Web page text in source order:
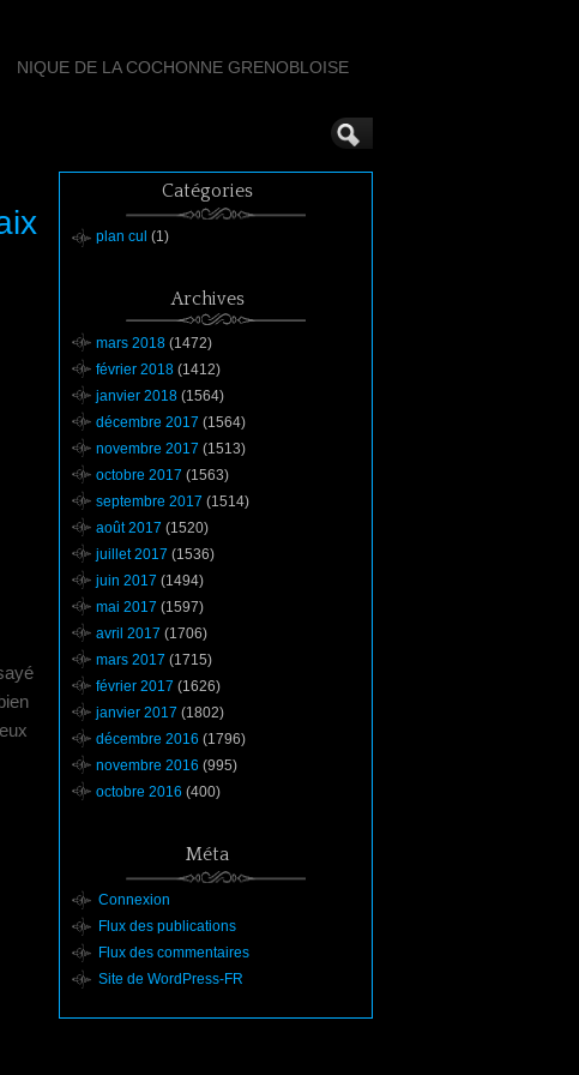
NIQUE DE LA COCHONNE GRENOBLOISE
Catégories
plan cul (1)
Archives
mars 2018 (1472)
février 2018 (1412)
janvier 2018 (1564)
décembre 2017 (1564)
novembre 2017 (1513)
octobre 2017 (1563)
septembre 2017 (1514)
août 2017 (1520)
juillet 2017 (1536)
juin 2017 (1494)
mai 2017 (1597)
avril 2017 (1706)
mars 2017 (1715)
février 2017 (1626)
janvier 2017 (1802)
décembre 2016 (1796)
novembre 2016 (995)
octobre 2016 (400)
Méta
Connexion
Flux des publications
Flux des commentaires
Site de WordPress-FR